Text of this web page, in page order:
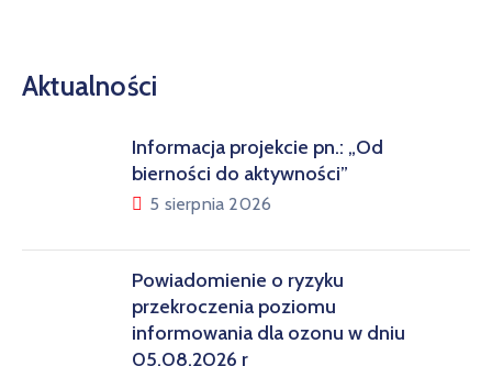
Aktualności
Informacja projekcie pn.: „Od
bierności do aktywności”
5 sierpnia 2026
Powiadomienie o ryzyku
przekroczenia poziomu
informowania dla ozonu w dniu
05.08.2026 r